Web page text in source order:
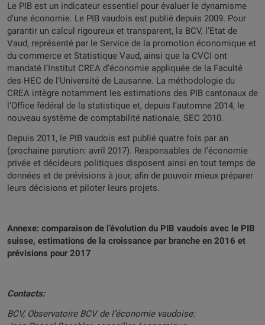
Le PIB est un indicateur essentiel pour évaluer le dynamisme
d’une économie. Le PIB vaudois est publié depuis 2009. Pour
garantir un calcul rigoureux et transparent, la BCV, l’Etat de
Vaud, représenté par le Service de la promotion économique et
du commerce et Statistique Vaud, ainsi que la CVCI ont
mandaté l’Institut CREA d’économie appliquée de la Faculté
des HEC de l’Université de Lausanne. La méthodologie du
CREA intègre notamment les estimations des PIB cantonaux de
l’Office fédéral de la statistique et, depuis l’automne 2014, le
nouveau système de comptabilité nationale, SEC 2010.
Depuis 2011, le PIB vaudois est publié quatre fois par an
(prochaine parution: avril 2017). Responsables de l’économie
privée et décideurs politiques disposent ainsi en tout temps de
données et de prévisions à jour, afin de pouvoir mieux préparer
leurs décisions et piloter leurs projets.
Annexe: comparaison de l’évolution du PIB vaudois avec le PIB
suisse, estimations de la croissance par branche en 2016 et
prévisions pour 2017
Contacts:
BCV, Observatoire BCV de l’économie vaudoise: